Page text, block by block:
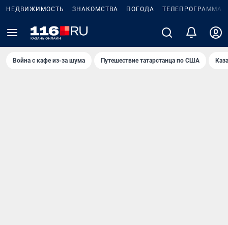
НЕДВИЖИМОСТЬ ЗНАКОМСТВА ПОГОДА ТЕЛЕПРОГРАММА
Война с кафе из-за шума Путешествие татарстанца по США